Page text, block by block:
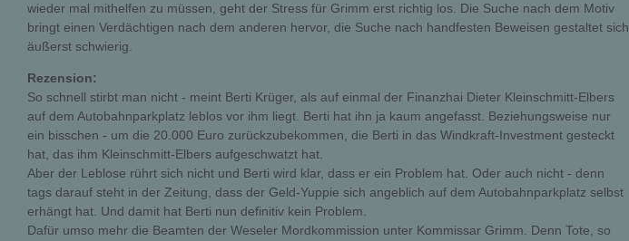
wieder mal mithelfen zu müssen, geht der Stress für Grimm erst richtig los. Die Suche nach dem Motiv
bringt einen Verdächtigen nach dem anderen hervor, die Suche nach handfesten Beweisen gestaltet sich
äußerst schwierig.
Rezension:
So schnell stirbt man nicht - meint Berti Krüger, als auf einmal der Finanzhai Dieter Kleinschmitt-Elbers
auf dem Autobahnparkplatz leblos vor ihm liegt. Berti hat ihn ja kaum angefasst. Beziehungsweise nur
ein bisschen - um die 20.000 Euro zurückzubekommen, die Berti in das Windkraft-Investment gesteckt
hat, das ihm Kleinschmitt-Elbers aufgeschwatzt hat.
Aber der Leblose rührt sich nicht und Berti wird klar, dass er ein Problem hat. Oder auch nicht - denn
tags darauf steht in der Zeitung, dass der Geld-Yuppie sich angeblich auf dem Autobahnparkplatz selbst
erhängt hat. Und damit hat Berti nun definitiv kein Problem.
Dafür umso mehr die Beamten der Weseler Mordkommission unter Kommissar Grimm. Denn Tote, so